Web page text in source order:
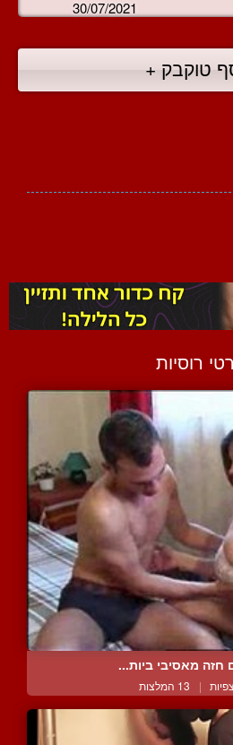
30/07/2021
טוקבק +
רוסיות
חזה מאסיבי ביות...
| 13 המלצות